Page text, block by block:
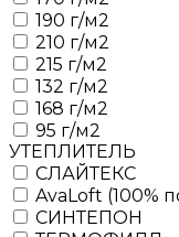
190 г/м2
210 г/м2
215 г/м2
132 г/м2
168 г/м2
95 г/м2
УТЕПЛИТЕЛЬ
СЛАЙТЕКС
AvaLoft (100%
СИНТЕПОН